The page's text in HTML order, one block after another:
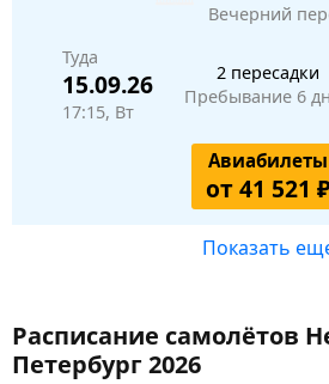
Вечерний
Туда
15.09.26
17:15, Вт
2 пересадки
Пребывание 6
Авиабилеты
от 41 521
Показать
Расписание самолётов
Петербург 2026